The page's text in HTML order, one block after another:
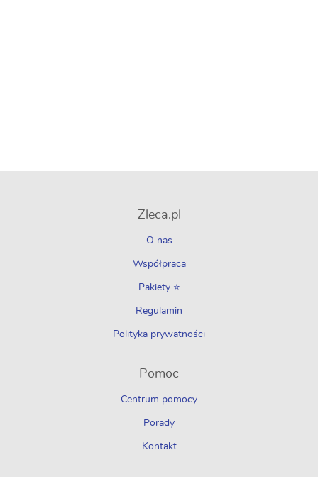
Zleca.pl
O nas
Współpraca
Pakiety ⭐
Regulamin
Polityka prywatności
Pomoc
Centrum pomocy
Porady
Kontakt